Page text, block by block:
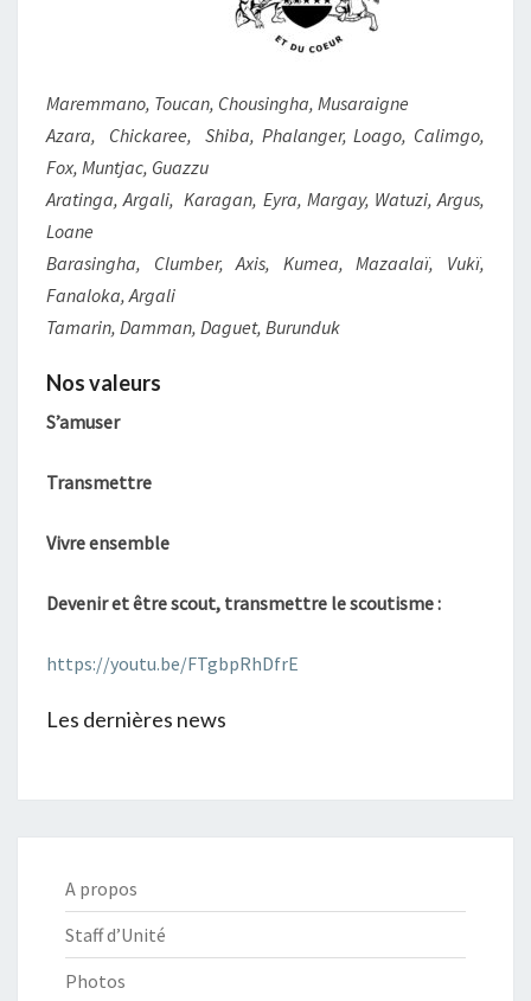
Maremmano, Toucan, Chousingha, Musaraigne
Azara, Chickaree, Shiba, Phalanger, Loago, Calimgo,
Fox, Muntjac, Guazzu
Aratinga, Argali, Karagan, Eyra, Margay, Watuzi, Argus,
Loane
Barasingha, Clumber, Axis, Kumea, Mazaalaï, Vukï,
Fanaloka, Argali
Tamarin, Damman, Daguet, Burunduk
Nos valeurs
S’amuser
Transmettre
Vivre ensemble
Devenir et être scout, transmettre le scoutisme :
https://youtu.be/FTgbpRhDfrE
Les dernières news
A propos
Staff d’Unité
Photos